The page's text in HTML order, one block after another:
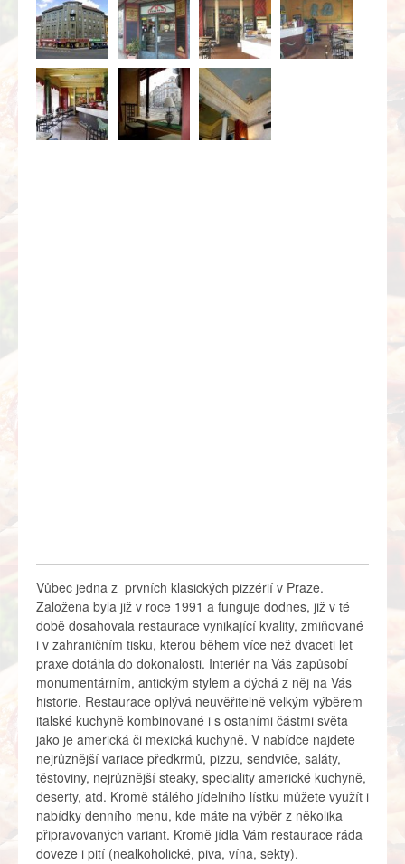
Vůbec jedna z prvních klasických pizzérií v Praze.
Založena byla již v roce 1991 a funguje dodnes, již v té
době dosahovala restaurace vynikající kvality, zmiňované
i v zahraničním tisku, kterou během více než dvaceti let
praxe dotáhla do dokonalosti. Interiér na Vás zapůsobí
monumentárním, antickým stylem a dýchá z něj na Vás
historie. Restaurace oplývá neuvěřitelně velkým výběrem
italské kuchyně kombinované i s ostaními částmi světa
jako je americká či mexická kuchyně. V nabídce najdete
nejrůznější variace předkrmů, pizzu, sendviče, saláty,
těstoviny, nejrůznější steaky, speciality americké kuchyně,
deserty, atd. Kromě stálého jídelního lístku můžete využít i
nabídky denního menu, kde máte na výběr z několika
připravovaných variant. Kromě jídla Vám restaurace ráda
doveze i pití (nealkoholické, piva, vína, sekty).